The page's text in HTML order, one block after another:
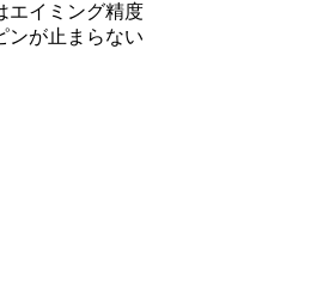
エイミング精度
ンが止まらない